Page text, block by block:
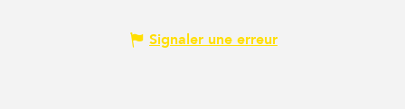
Signaler une erreur